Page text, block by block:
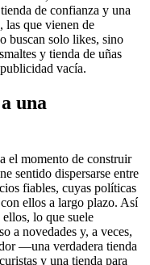
de confianza y una
las que vienen de
buscan solo likes, sino
y tienda de uñas
vacía.
una
el momento de construir
sentido dispersarse entre
fiables, cuyas políticas
ellos a largo plazo. Así
lo que suele
a novedades y, a veces,
—una verdadera tienda
y una tienda para